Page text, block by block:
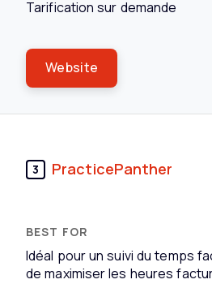
Tarification sur demande
Website
3 PracticePanther
Idéal pour un suivi du temps
de maximiser les heures